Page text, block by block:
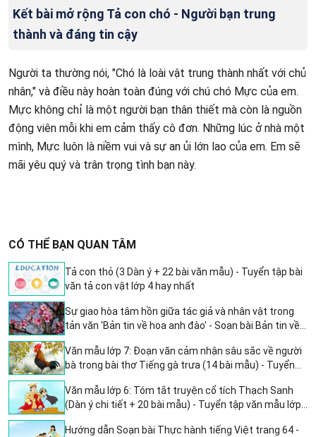
Kết bài mở rộng Tả con chó - Người bạn trung
thành và đáng tin cậy
Người ta thường nói, "Chó là loài vật trung thành nhất với chủ
nhân," và điều này hoàn toàn đúng với chú chó Mực của em.
Mực không chỉ là một người bạn thân thiết mà còn là nguồn
động viên mỗi khi em cảm thấy cô đơn. Những lúc ở nhà một
mình, Mực luôn là niềm vui và sự an ủi lớn lao của em. Em sẽ
mãi yêu quý và trân trọng tình bạn này.
CÓ THỂ BẠN QUAN TÂM
Tả con thỏ (3 Dàn ý + 22 bài văn mẫu) - Tuyển tập bài
văn tả con vật lớp 4 hay nhất
Sự giao hòa tâm hồn giữa tác giả và nhân vật trong
tản văn 'Bản tin về hoa anh đào' - Soạn bài Bản tin về
Văn mẫu lớp 7: Đoạn văn cảm nhận sâu sắc về người
bà trong bài thơ Tiếng gà trưa (14 bài mẫu) - Tuyển
Văn mẫu lớp 6: Tóm tắt truyện cổ tích Thạch Sanh
(Dàn ý chi tiết + 20 bài mẫu) - Tuyển tập văn mẫu lớp
Hướng dẫn Soạn bài Thực hành tiếng Việt trang 64 -